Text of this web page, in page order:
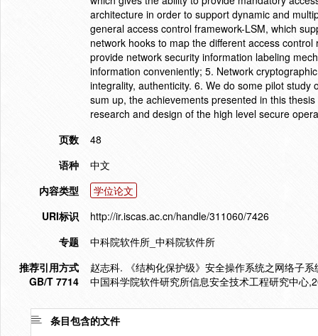
architecture in order to support dynamic and
general access control framework-LSM, which
network hooks to map the different access
provide network security information labeling
information conveniently; 5. Network
integrality, authenticity. 6. We do some pilot
sum up, the achievements presented in this
research and design of the high level secure
页数
48
语种
中文
内容类型
学位论文
URI标识
http://ir.iscas.ac.cn/handle/311060/7426
专题
中科院软件所_中科院软件所
推荐引用方式
GB/T 7714
赵志科. 《结构化保护级》安全操作系统之网络子
中国科学院软件研究所信息安全技术工程研究中心
条目包含的文件